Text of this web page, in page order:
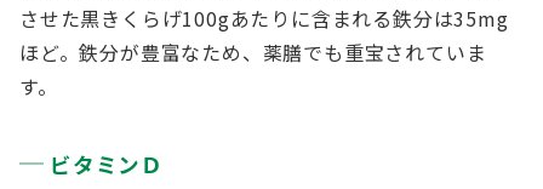
させた黒きくらげ100gあたりに含まれる鉄分は35mg
ほど。鉄分が豊富なため、薬膳でも重宝されていま
す。
ビタミンＤ